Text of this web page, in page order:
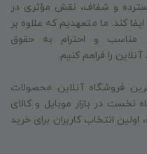
و شفاف، نقش مؤثری در
کند. ما متعهدیم که علاوه بر
مناسب و احترام به حقوق
را فراهم کنیم.
فروشگاه آنلاین محصولات
نخست در بازار موبایل و کالای
انتخاب کاربران برای خرید